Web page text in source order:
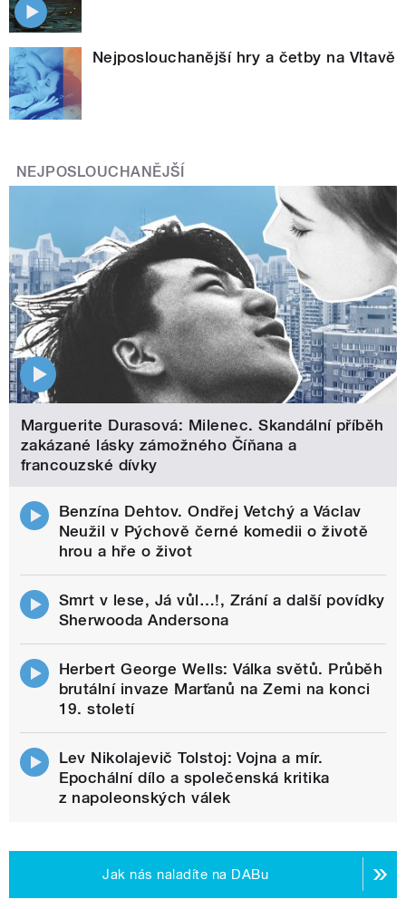
Nejposlouchanější hry a četby na Vltavě
NEJPOSLOUCHANĚJŠÍ
Marguerite Durasová: Milenec. Skandální příběh
zakázané lásky zámožného Číňana a
francouzské dívky
Benzína Dehtov. Ondřej Vetchý a Václav
Neužil v Pýchově černé komedii o životě
hrou a hře o život
Smrt v lese, Já vůl…!, Zrání a další povídky
Sherwooda Andersona
Herbert George Wells: Válka světů. Průběh
brutální invaze Marťanů na Zemi na konci
19. století
Lev Nikolajevič Tolstoj: Vojna a mír.
Epochální dílo a společenská kritika
z napoleonských válek
Jak nás naladíte na DABu